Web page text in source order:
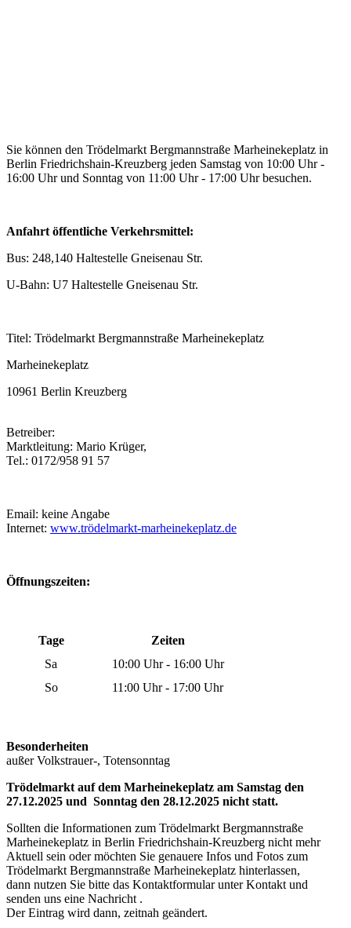
Sie können den Trödelmarkt Bergmannstraße Marheinekeplatz in
Berlin Friedrichshain-Kreuzberg jeden Samstag von 10:00 Uhr -
16:00 Uhr und Sonntag von 11:00 Uhr - 17:00 Uhr besuchen.
Anfahrt öffentliche Verkehrsmittel:
Bus: 248,140 Haltestelle Gneisenau Str.
U-Bahn: U7 Haltestelle Gneisenau Str.
Titel: Trödelmarkt Bergmannstraße Marheinekeplatz
Marheinekeplatz
10961 Berlin Kreuzberg
Betreiber:
Marktleitung: Mario Krüger,
Tel.: 0172/958 91 57
Email: keine Angabe
Internet: www.trödelmarkt-marheinekeplatz.de
Öffnungszeiten:
Tage
Zeiten
Sa
10:00 Uhr - 16:00 Uhr
So
11:00 Uhr - 17:00 Uhr
Besonderheiten
außer Volkstrauer-, Totensonntag
Trödelmarkt auf dem Marheinekeplatz am Samstag den
27.12.2025 und Sonntag den 28.12.2025 nicht statt.
Sollten die Informationen zum Trödelmarkt Bergmannstraße
Marheinekeplatz in Berlin Friedrichshain-Kreuzberg nicht mehr
Aktuell sein oder möchten Sie genauere Infos und Fotos zum
Trödelmarkt Bergmannstraße Marheinekeplatz hinterlassen,
dann nutzen Sie bitte das Kontaktformular unter Kontakt und
senden uns eine Nachricht .
Der Eintrag wird dann, zeitnah geändert.